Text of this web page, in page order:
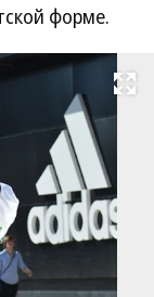
форме.
Развернуть